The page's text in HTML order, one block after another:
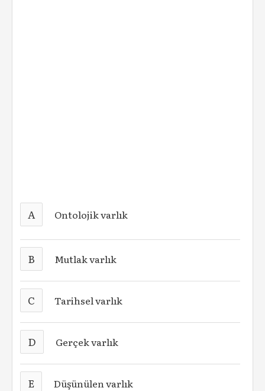
A Ontolojik varlık
B Mutlak varlık
C Tarihsel varlık
D Gerçek varlık
E Düşünülen varlık